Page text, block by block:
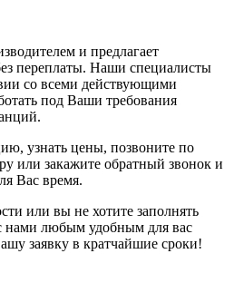
и предлагает
переплаты. Наши специалисты
со всеми действующими
под Ваши требования
узнать цены, позвоните по
или закажите обратный звонок и
Вас время.
или вы не хотите заполнять
нами любым удобным для вас
заявку в кратчайшие сроки!